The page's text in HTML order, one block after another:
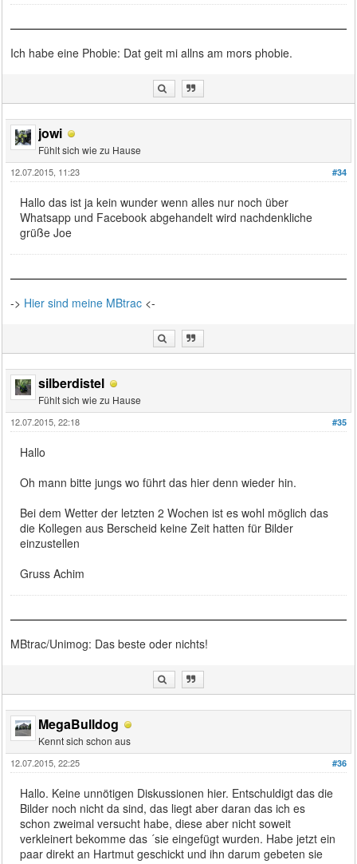
Ich habe eine Phobie: Dat geit mi allns am mors phobie.
jowi
Fühlt sich wie zu Hause
#34
12.07.2015, 11:23
Hallo das ist ja kein wunder wenn alles nur noch über
Whatsapp und Facebook abgehandelt wird nachdenkliche
grüße Joe
-> Hier sind meine MBtrac <-
silberdistel
Fühlt sich wie zu Hause
#35
12.07.2015, 22:18
Hallo
Oh mann bitte jungs wo führt das hier denn wieder hin.
Bei dem Wetter der letzten 2 Wochen ist es wohl möglich das
die Kollegen aus Berscheid keine Zeit hatten für Bilder
einzustellen
Gruss Achim
MBtrac/Unimog: Das beste oder nichts!
MegaBulldog
Kennt sich schon aus
#36
12.07.2015, 22:25
Hallo. Keine unnötigen Diskussionen hier. Entschuldigt das die
Bilder noch nicht da sind, das liegt aber daran das ich es
schon zweimal versucht habe, diese aber nicht soweit
verkleinert bekomme das ´sie eingefügt wurden. Habe jetzt ein
paar direkt an Hartmut geschickt und ihn darum gebeten sie